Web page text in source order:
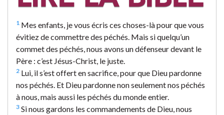
1 Mes enfants, je vous écris ces choses-là pour que vous
évitiez de commettre des péchés. Mais si quelqu’un
commet des péchés, nous avons un défenseur devant le
Père : c’est Jésus-Christ, le juste.
2 Lui, il s’est offert en sacrifice, pour que Dieu pardonne
nos péchés. Et Dieu pardonne non seulement nos péchés
à nous, mais aussi les péchés du monde entier.
3 Si nous gardons les commandements de Dieu, nous